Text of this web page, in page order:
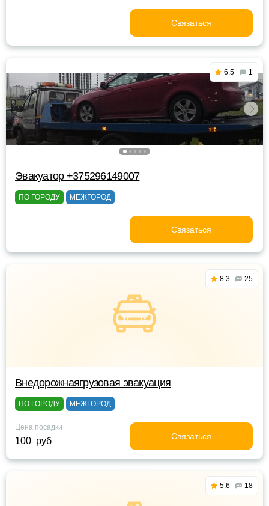
Связаться
6.5 1
Эвакуатор +375296149007
ПО ГОРОДУ МЕЖГОРОД
Связаться
8.3 25
Внедорожнаягрузовая эвакуация
ПО ГОРОДУ МЕЖГОРОД
Цена посадки
100 руб Связаться
5.6 18